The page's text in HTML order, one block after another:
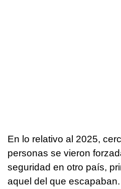
En lo relativo al 2025,
personas se vieron
seguridad en otro país,
aquel del que